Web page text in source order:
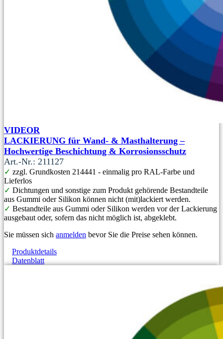
VIDEOR
LACKIERUNG für Wand- & Masthalterung –
Hochwertige Beschichtung & Korrosionsschutz
Art.-Nr.: 211127
✓ zzgl. Grundkosten 214441 - einmalig pro RAL-Farbe und
Lieferlos
✓ Dichtungen und sonstige zum Produkt gehörende Bestandteile
aus Gummi oder Silikon können nicht (mit)lackiert werden.
✓ Bestandteile aus Gummi oder Silikon werden vor der Lackierung
ausgebaut oder, sofern das nicht möglich ist, abgeklebt.
Sie müssen sich anmelden bevor Sie die Preise sehen können.
Produktdetails
Datenblatt